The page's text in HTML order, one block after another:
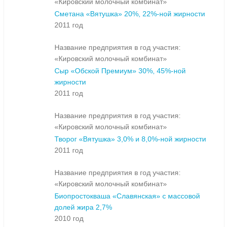
«Кировский молочный комбинат»
Сметана «Вятушка» 20%, 22%-ной жирности
2011 год
Название предприятия в год участия:
«Кировский молочный комбинат»
Сыр «Обской Премиум» 30%, 45%-ной
жирности
2011 год
Название предприятия в год участия:
«Кировский молочный комбинат»
Творог «Вятушка» 3,0% и 8,0%-ной жирности
2011 год
Название предприятия в год участия:
«Кировский молочный комбинат»
Биопростокваша «Славянская» с массовой
долей жира 2,7%
2010 год